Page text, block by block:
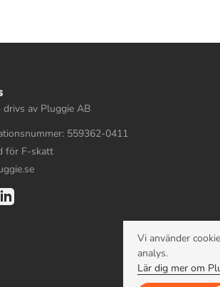
drivs av Pluggie AB
559362-0411
för F-skatt
Vi använder
analys.
Lär dig mer om